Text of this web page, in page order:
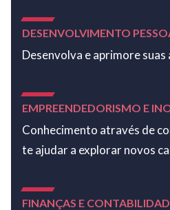
DESENVOLVIMENTO
Desenvolva e aprimore
EMPREENDEDORISMO E
Conhecimento através de
te ajudar a explorar novos
FINANÇAS E